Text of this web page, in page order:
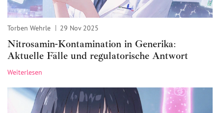
Torben Wehrle 29 Nov 2025
Nitrosamin-Kontamination in Generika:
Aktuelle Fälle und regulatorische Antwort
Weiterlesen